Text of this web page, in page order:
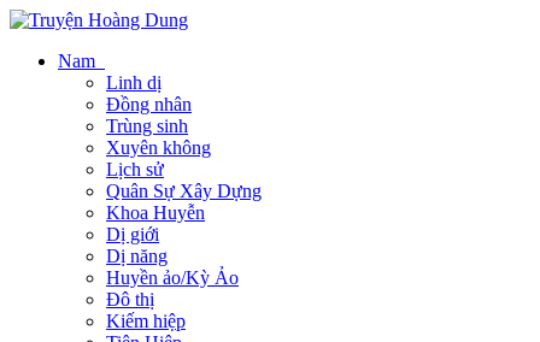
Nam
Linh dị
Đồng nhân
Trùng sinh
Xuyên không
Lịch sử
Quân Sự Xây Dựng
Khoa Huyễn
Dị giới
Dị năng
Huyền ảo/Kỳ Ảo
Đô thị
Kiếm hiệp